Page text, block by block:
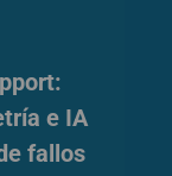
e IA
fallos